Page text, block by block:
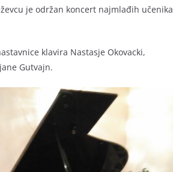
je održan koncert najmlađih učenika
klavira Nastasje Okovacki,
Gutvajn.